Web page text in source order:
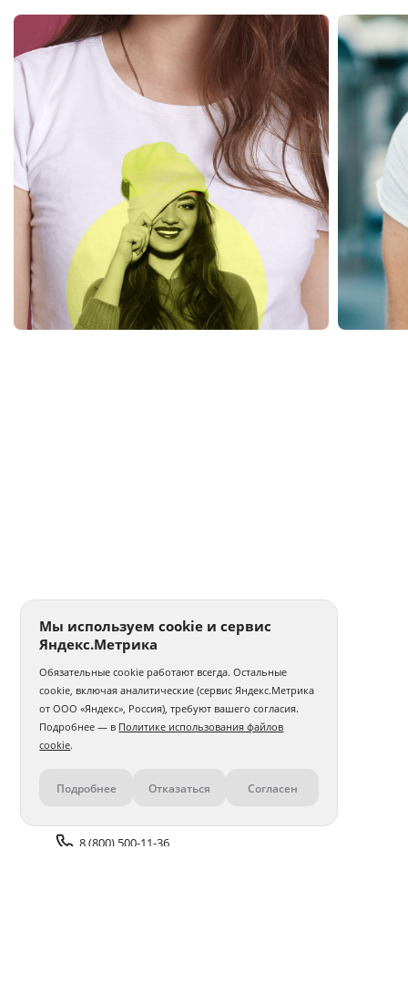
Контакты
8 (800) 500-11-36
Мы используем cookie и сервис
Яндекс.Метрика
Обязательные cookie работают всегда. Остальные
cookie, включая аналитические (сервис Яндекс.Метрика
от ООО «Яндекс», Россия), требуют вашего согласия.
Подробнее — в Политике использования файлов
cookie.
Подробнее Отказаться Согласен